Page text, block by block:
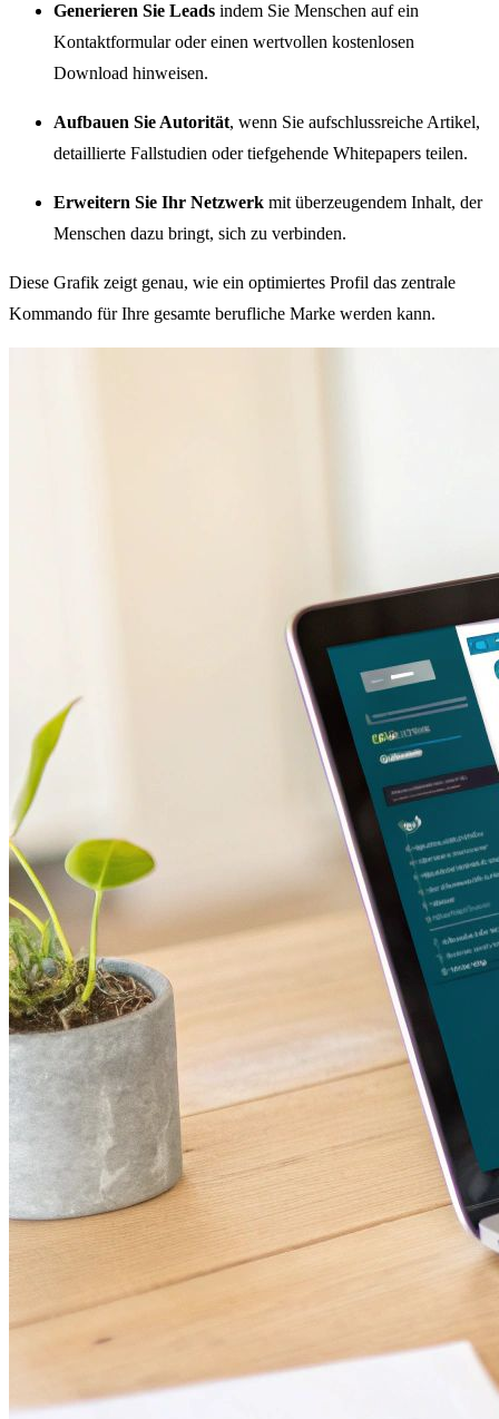
Generieren Sie Leads indem Sie Menschen auf ein
Kontaktformular oder einen wertvollen kostenlosen
Download hinweisen.
Aufbauen Sie Autorität, wenn Sie aufschlussreiche Artikel,
detaillierte Fallstudien oder tiefgehende Whitepapers teilen.
Erweitern Sie Ihr Netzwerk mit überzeugendem Inhalt, der
Menschen dazu bringt, sich zu verbinden.
Diese Grafik zeigt genau, wie ein optimiertes Profil das zentrale
Kommando für Ihre gesamte berufliche Marke werden kann.